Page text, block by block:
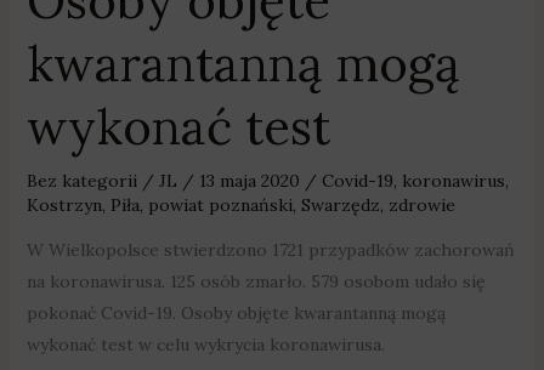
kwarantanną mogą
wykonać test
Bez kategorii / JL / 13 maja 2020 / Covid-19 koronawirus
Kostrzyn Piła powiat poznański Swarzędz zdrowie
W Wielkopolsce stwierdzono 1721 przypadków zachorowań
na koronawirusa. 125 osób zmarło. 579 osobom udało się
pokonać Covid-19. Osoby objęte kwarantanną mogą
wykonać test w celu wykrycia koronawirusa.